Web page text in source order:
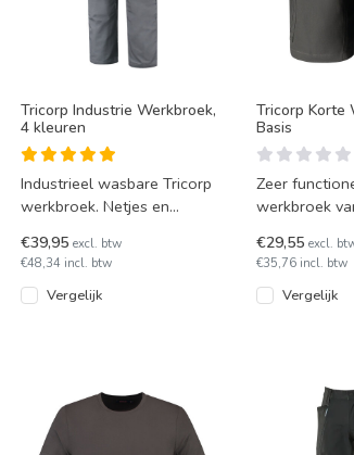
Tricorp Industrie Werkbroek,
4 kleuren
Industrieel wasbare Tricorp
werkbroek. Netjes en
deze werkbroek voor
gebruik
€39,95excl. btw
€48,34 incl. btw
Vergelijk
Tricorp Korte
Basis
Zeer
werkbroek
de
€29,55 excl.
€35,76 incl. btw
Vergelijk